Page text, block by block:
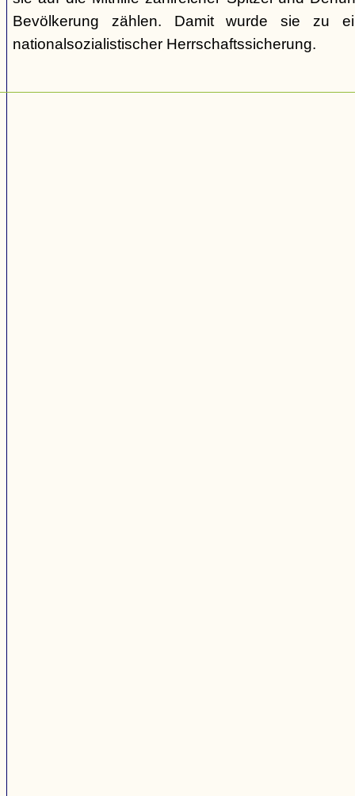
Bevölkerung zählen. Damit wurde sie zu
nationalsozialistischer Herrschaftssicherung.